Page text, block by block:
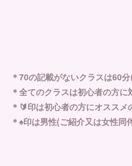
＊70の記載がないクラスは60
＊全てのクラスは初心者の方
＊🔰印は初心者の方にオスス
＊♠︎印は男性(ご紹介又は女性